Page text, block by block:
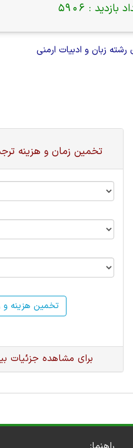
بازدید : 5906
زبان و ادبیات ارمنی
تخمین زمان و هزینه
تخمین هزینه
برای مشاهده جزئیات